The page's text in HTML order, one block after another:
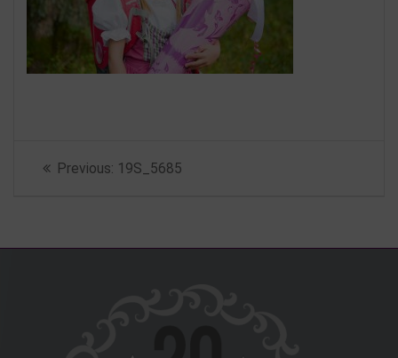
Beitragsnavigation
Previous: Previous
19S_5685